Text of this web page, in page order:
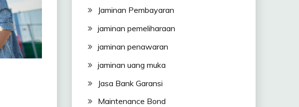
Jaminan Pembayaran
jaminan pemeliharaan
jaminan penawaran
jaminan uang muka
Jasa Bank Garansi
Maintenance Bond